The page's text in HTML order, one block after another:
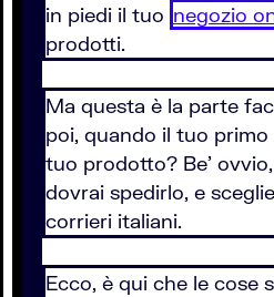
in piedi il tuo negozio
prodotti.
Ma questa è la parte
poi, quando il tuo
tuo prodotto? Be'
dovrai spedirlo, e
corrieri italiani.
Ecco, è qui che le cose